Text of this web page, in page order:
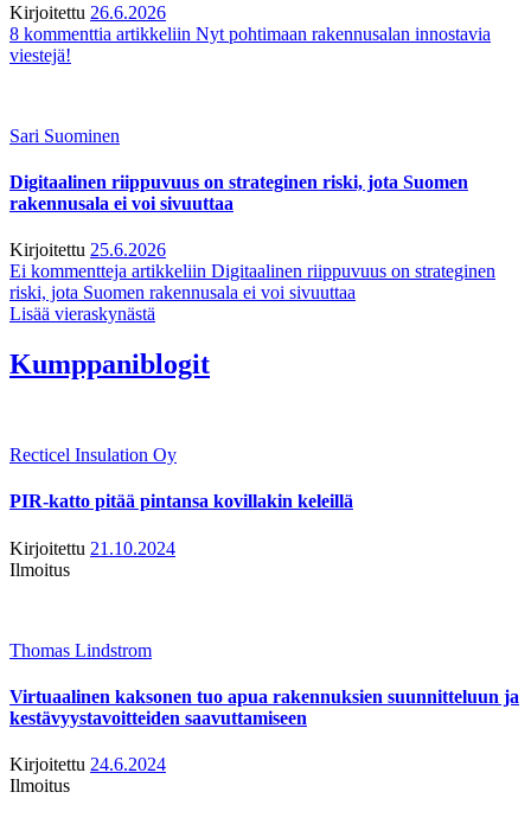
Kirjoitettu 26.6.2026
8 kommenttia artikkeliin Nyt pohtimaan rakennusalan innostavia
viestejä!
Sari Suominen
Digitaalinen riippuvuus on strateginen riski, jota Suomen
rakennusala ei voi sivuuttaa
Kirjoitettu 25.6.2026
Ei kommentteja artikkeliin Digitaalinen riippuvuus on strateginen
riski, jota Suomen rakennusala ei voi sivuuttaa
Lisää vieraskynästä
Kumppaniblogit
Recticel Insulation Oy
PIR-katto pitää pintansa kovillakin keleillä
Kirjoitettu 21.10.2024
Ilmoitus
Thomas Lindstrom
Virtuaalinen kaksonen tuo apua rakennuksien suunnitteluun ja
kestävyystavoitteiden saavuttamiseen
Kirjoitettu 24.6.2024
Ilmoitus